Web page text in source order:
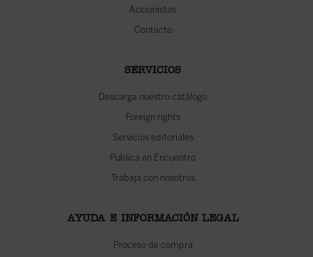
Accionistas
Contacto
SERVICIOS
Descarga nuestro catálogo
Foreign rights
Servicios editoriales
Publica en Encuentro
Trabaja con nosotros
AYUDA E INFORMACIÓN LEGAL
Proceso de compra